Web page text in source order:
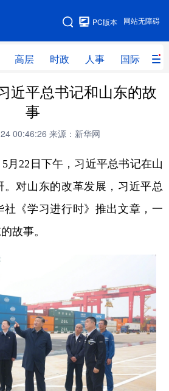
网站无障碍
PC版本
高层 时政 人事 国际 财
网站地图
层 时政 人事
量子 体育
画 健康 军事
兴 银龄 溯源中国
能源 会展
时尚 悦读
路 亚太网 上市公司
近平总书记和山东的故
事
00:46:26 来源：新华网
5月22日下午，习近平总书记在山
。对山东的改革发展，习近平总
《学习进行时》推出文章，一
故事。